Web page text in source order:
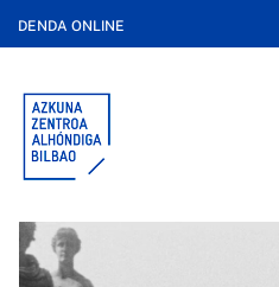
DENDA ONLINE